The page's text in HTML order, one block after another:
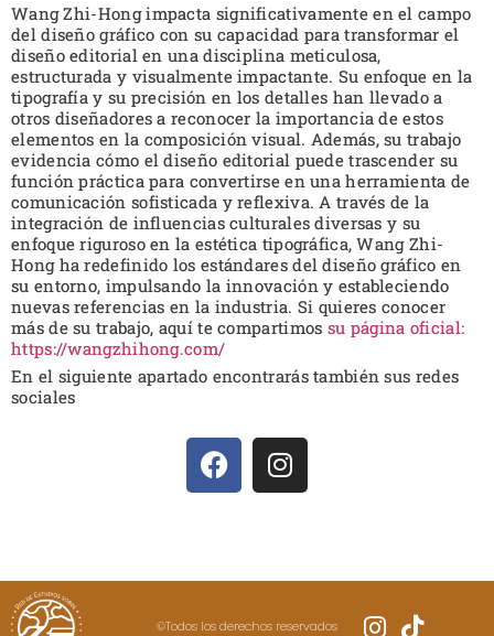
Wang Zhi-Hong impacta significativamente en el campo
del diseño gráfico con su capacidad para transformar el
diseño editorial en una disciplina meticulosa,
estructurada y visualmente impactante. Su enfoque en la
tipografía y su precisión en los detalles han llevado a
otros diseñadores a reconocer la importancia de estos
elementos en la composición visual. Además, su trabajo
evidencia cómo el diseño editorial puede trascender su
función práctica para convertirse en una herramienta de
comunicación sofisticada y reflexiva. A través de la
integración de influencias culturales diversas y su
enfoque riguroso en la estética tipográfica, Wang Zhi-
Hong ha redefinido los estándares del diseño gráfico en
su entorno, impulsando la innovación y estableciendo
nuevas referencias en la industria. Si quieres conocer
más de su trabajo, aquí te compartimos su página oficial:
https://wangzhihong.com/
En el siguiente apartado encontrarás también sus redes
sociales
©Todos los derechos reservados